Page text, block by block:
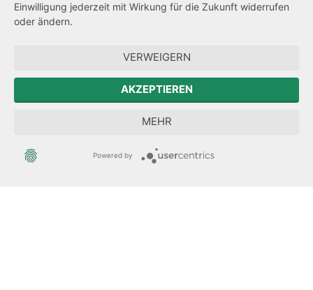
Barrierefreiheit
Zum Sächsischen Landtag
Forum Mitteleuropa
Sächsische Landesbeauftragte zur Aufarbeitung der SED-
Einwilligung jederzeit mit Wirkung für die Zukunft widerrufen
oder ändern.
VERWEIGERN
AKZEPTIEREN
MEHR
Powered by